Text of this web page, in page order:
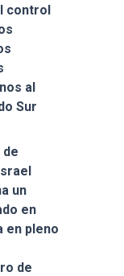
control
al
Sur
de
un
en
en pleno
de